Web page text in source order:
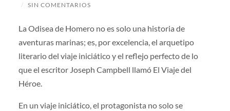
/ SIN COMENTARIOS
La Odisea de Homero no es solo una historia de
aventuras marinas; es, por excelencia, el arquetipo
literario del viaje iniciático y el reflejo perfecto de lo
que el escritor Joseph Campbell llamó El Viaje del
Héroe.
En un viaje iniciático, el protagonista no solo se